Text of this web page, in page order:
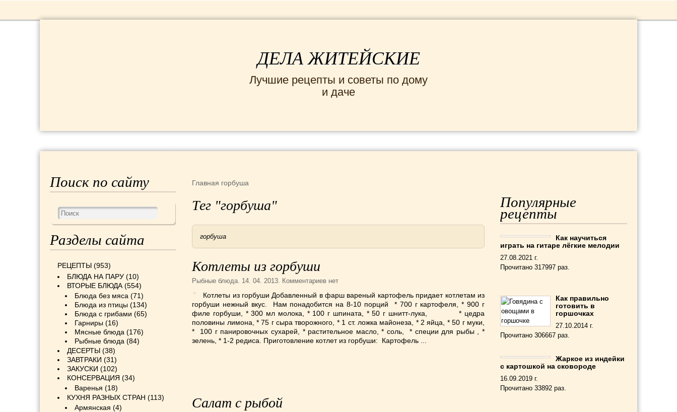
ДЕЛА ЖИТЕЙСКИЕ
Лучшие рецепты и советы по дому
и даче
Главная горбуша
Тег "горбуша"
горбуша
Котлеты из горбуши
Рыбные блюда. 14. 04. 2013. Комментариев нет
Котлеты из горбуши Добавленный в фарш вареный картофель придает котлетам из
горбуши нежный вкус. Нам понадобится на 8-10 порций * 700 г картофеля, * 900 г
филе горбуши, * 300 мл мо­лока, * 100 г шпината, * 50 г шнитт-лука, * цедра
полови­ны лимона, * 75 г сыра творожного, * 1 ст. ложка майонеза, * 2 яйца, * 50 г муки,
* 100 г панировочных суха­рей, * растительное масло, * соль, * специи для рыбы , *
зелень, * 1-2 редиса. Приготовление котлет из горбуши: Картофель ...
Салат с рыбой
Поиск по сайту
Разделы сайта
РЕЦЕПТЫ (953)
БЛЮДА НА ПАРУ (10)
ВТОРЫЕ БЛЮДА (554)
Блюда без мяса (71)
Блюда из птицы (134)
Блюда с грибами (65)
Гарниры (16)
Мясные блюда (176)
Рыбные блюда (84)
ДЕСЕРТЫ (38)
ЗАВТРАКИ (31)
ЗАКУСКИ (102)
КОНСЕРВАЦИЯ (34)
Варенья (18)
КУХНЯ РАЗНЫХ СТРАН (113)
Армянская (4)
Популярные
рецепты
Как научиться
играть на гитаре лёгкие мелодии
27.08.2021 г.
Прочитано 317997 раз.
Как правильно
готовить в
горшочках
27.10.2014 г.
Прочитано 306667 раз.
Жаркое из индейки
с картошкой на сковороде
16.09.2019 г.
Прочитано 33892 раз.